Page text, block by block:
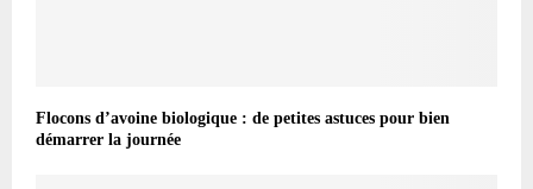
Flocons d’avoine biologique : de petites astuces pour bien
démarrer la journée